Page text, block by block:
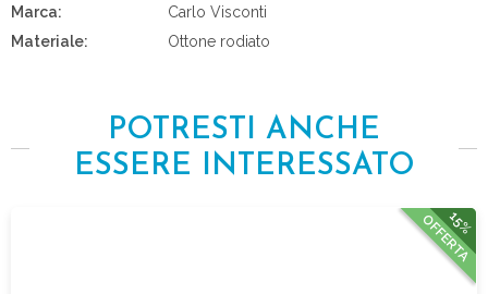
Marca:
Carlo Visconti
Materiale:
Ottone rodiato
POTRESTI ANCHE
ESSERE INTERESSATO
15%
OFFERTA